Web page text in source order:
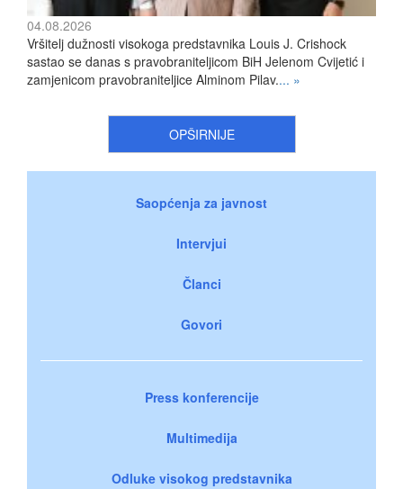
04.08.2026
Vršitelj dužnosti visokoga predstavnika Louis J. Crishock
sastao se danas s pravobraniteljicom BiH Jelenom Cvijetić i
zamjenicom pravobraniteljice Alminom Pilav.... »
OPŠIRNIJE
Saopćenja za javnost
Intervjui
Članci
Govori
Press konferencije
Multimedija
Odluke visokog predstavnika